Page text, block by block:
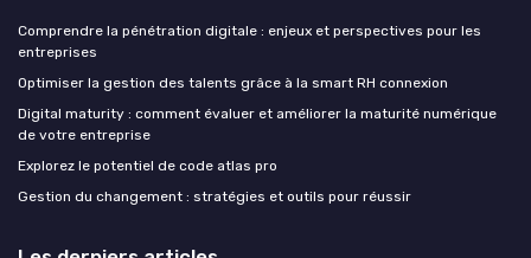
Comprendre la pénétration digitale : enjeux et perspectives pour les
entreprises
Optimiser la gestion des talents grâce à la smart RH connexion
Digital maturity : comment évaluer et améliorer la maturité numérique
de votre entreprise
Explorez le potentiel de code atlas pro
Gestion du changement : stratégies et outils pour réussir